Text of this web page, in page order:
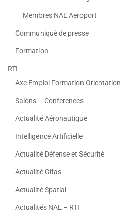
Membres NAE Aeroport
Communiqué de presse
Formation
RTI
Axe Emploi Formation Orientation
Salons – Conferences
Actualité Aéronautique
Intelligence Artificielle
Actualité Défense et Sécurité
Actualité Gifas
Actualité Spatial
Actualités NAE – RTI